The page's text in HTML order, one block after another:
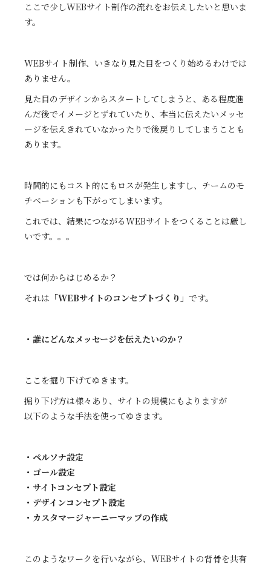
ここで少しWEBサイト制作の流れをお伝えしたいと思いま
す。
WEBサイト制作、いきなり見た目をつくり始めるわけでは
ありません。
見た目のデザインからスタートしてしまうと、ある程度進
んだ後でイメージとずれていたり、本当に伝えたいメッセ
ージを伝えきれていなかったりで後戻りしてしまうことも
あります。
時間的にもコスト的にもロスが発生しますし、チームのモ
チベーションも下がってしまいます。
これでは、結果につながるWEBサイトをつくることは厳し
いです。。。
では何からはじめるか？
それは 「WEBサイトのコンセプトづくり」 です。
・誰にどんなメッセージを伝えたいのか？
ここを掘り下げてゆきます。
掘り下げ方は様々あり、サイトの規模にもよりますが
以下のような手法を使ってゆきます。
・ペルソナ設定
・ゴール設定
・サイトコンセプト設定
・デザインコンセプト設定
・カスタマージャーニーマップの作成
このようなワークを行いながら、WEBサイトの背骨を共有